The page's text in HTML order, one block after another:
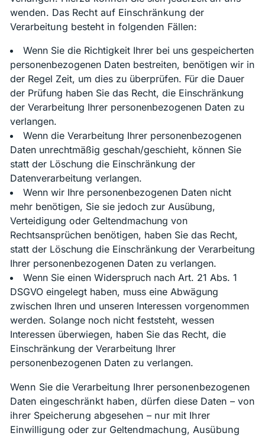
wenden. Das Recht auf Einschränkung der
Verarbeitung besteht in folgenden Fällen:
Wenn Sie die Richtigkeit Ihrer bei uns gespeicherten
personenbezogenen Daten bestreiten, benötigen wir in
der Regel Zeit, um dies zu überprüfen. Für die Dauer
der Prüfung haben Sie das Recht, die Einschränkung
der Verarbeitung Ihrer personenbezogenen Daten zu
verlangen.
Wenn die Verarbeitung Ihrer personenbezogenen
Daten unrechtmäßig geschah/geschieht, können Sie
statt der Löschung die Einschränkung der
Datenverarbeitung verlangen.
Wenn wir Ihre personenbezogenen Daten nicht
mehr benötigen, Sie sie jedoch zur Ausübung,
Verteidigung oder Geltendmachung von
Rechtsansprüchen benötigen, haben Sie das Recht,
statt der Löschung die Einschränkung der Verarbeitung
Ihrer personenbezogenen Daten zu verlangen.
Wenn Sie einen Widerspruch nach Art. 21 Abs. 1
DSGVO eingelegt haben, muss eine Abwägung
zwischen Ihren und unseren Interessen vorgenommen
werden. Solange noch nicht feststeht, wessen
Interessen überwiegen, haben Sie das Recht, die
Einschränkung der Verarbeitung Ihrer
personenbezogenen Daten zu verlangen.
Wenn Sie die Verarbeitung Ihrer personenbezogenen
Daten eingeschränkt haben, dürfen diese Daten – von
ihrer Speicherung abgesehen – nur mit Ihrer
Einwilligung oder zur Geltendmachung, Ausübung